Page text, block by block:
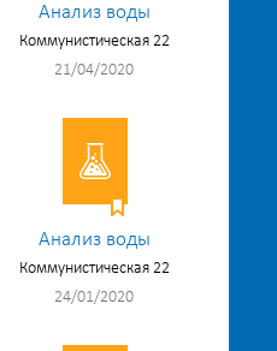
Анализ воды
Коммунистическая 22
21/04/2020
Анализ воды
Коммунистическая 22
24/01/2020